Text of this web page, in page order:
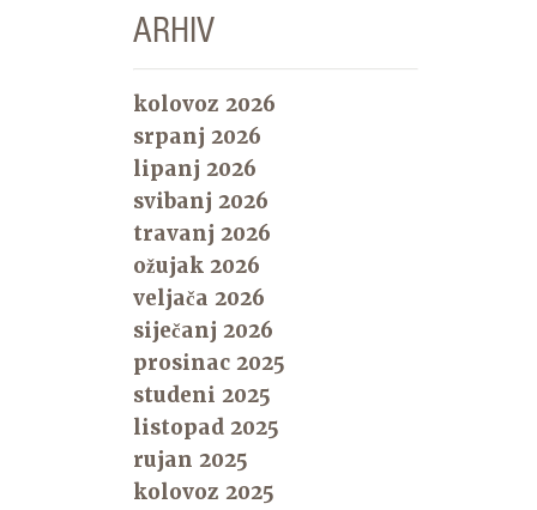
ARHIV
kolovoz 2026
srpanj 2026
lipanj 2026
svibanj 2026
travanj 2026
ožujak 2026
veljača 2026
siječanj 2026
prosinac 2025
studeni 2025
listopad 2025
rujan 2025
kolovoz 2025